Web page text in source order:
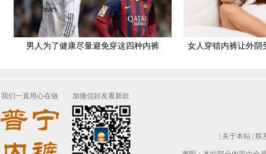
男人为了健康尽量避免穿这四种内裤 女人穿错内裤让外阴
关于本站 联
我们一直用心在做 加微信好友看新款